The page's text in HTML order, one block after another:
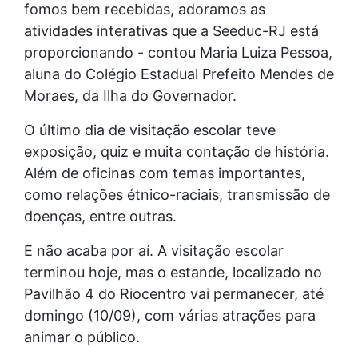
fomos bem recebidas, adoramos as
atividades interativas que a Seeduc-RJ está
proporcionando - contou Maria Luiza Pessoa,
aluna do Colégio Estadual Prefeito Mendes de
Moraes, da Ilha do Governador.
O último dia de visitação escolar teve
exposição, quiz e muita contação de história.
Além de oficinas com temas importantes,
como relações étnico-raciais, transmissão de
doenças, entre outras.
E não acaba por aí. A visitação escolar
terminou hoje, mas o estande, localizado no
Pavilhão 4 do Riocentro vai permanecer, até
domingo (10/09), com várias atrações para
animar o público.